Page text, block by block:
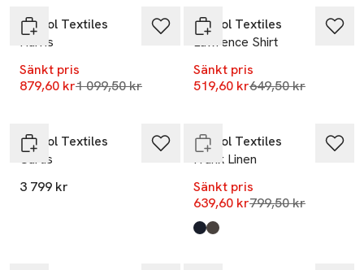
Brixtol Textiles
Harris
Sänkt pris
879,60 krLägsta pris 30 dagar
1 099,50 kr
Brixtol Textiles
Lawrence Shirt
Sänkt pris
519,60 krLägsta pris 30
649,50 kr
Brixtol Textiles
Curtis
3 799 kr
-20%
Brixtol Textiles
Frank Linen
Sänkt pris
639,60 krLägsta pris 30
799,50 kr
Produkten finns i färgerna:
Dark Navy
Brown
-20%